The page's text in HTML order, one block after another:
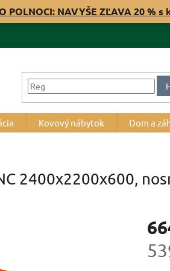
POLNOCI: NAVYŠE ZĽAVA 20 %
Kovový nábytok Dom a
2400x2200x600,